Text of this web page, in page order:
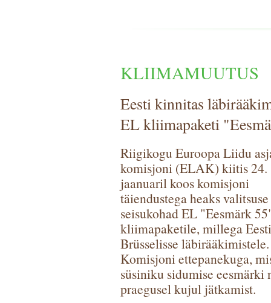
KLIIMAMUUTUS
Eesti kinnitas
EL kliimapaketi
Riigikogu Euroopa Liidu
komisjoni (ELAK) kiitis 24.
jaanuaril koos komisjoni
täiendustega heaks valitsuse
seisukohad EL "Eesmärk
kliimapaketile, millega
Brüsselisse
Komisjoni ettepanekuga,
süsiniku sidumise eesmärki
praegusel kujul jätkamist.